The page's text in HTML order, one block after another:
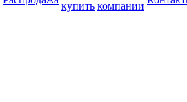
купить компании